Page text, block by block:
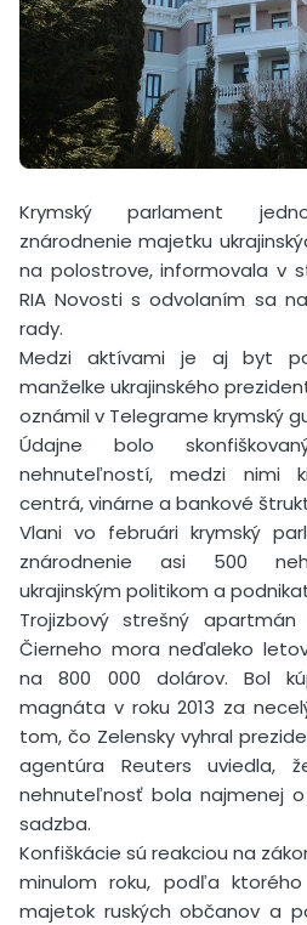
Krymský parlament
znárodnenie majetku
na polostrove, informovala v
RIA Novosti s odvolaním sa
rady.
Medzi aktívami je aj byt
manželke ukrajinského
oznámil v Telegrame krymský
Údajne bolo
nehnuteľností, medzi nimi
centrá, vinárne a bankové
Vlani vo februári krymský
znárodnenie asi 500
ukrajinským politikom a
Trojizbový strešný
Čierneho mora neďaleko
na 800 000 dolárov. Bol
magnáta v roku 2013 za
tom, čo Zelensky vyhral
agentúra Reuters uviedla,
nehnuteľnosť bola najmenej
sadzba.
Konfiškácie sú reakciou na
minulom roku, podľa
majetok ruských občanov a